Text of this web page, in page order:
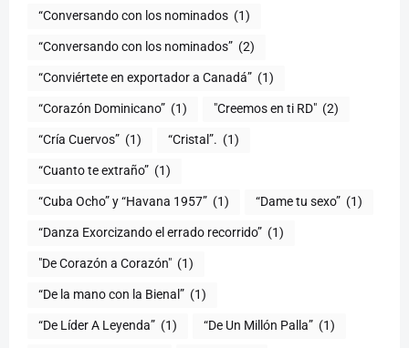
“Conversando con los nominados (1)
“Conversando con los nominados” (2)
“Conviértete en exportador a Canadá” (1)
“Corazón Dominicano” (1) "Creemos en ti RD" (2)
“Cría Cuervos” (1) “Cristal”. (1)
“Cuanto te extraño” (1)
“Cuba Ocho” y “Havana 1957” (1) “Dame tu sexo” (1)
“Danza Exorcizando el errado recorrido” (1)
"De Corazón a Corazón" (1)
(1)
“De Líder A Leyenda” (1) “De Un Millón Palla” (1)